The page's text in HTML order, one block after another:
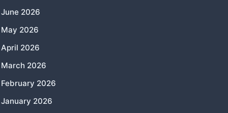
June 2026
May 2026
April 2026
March 2026
February 2026
January 2026